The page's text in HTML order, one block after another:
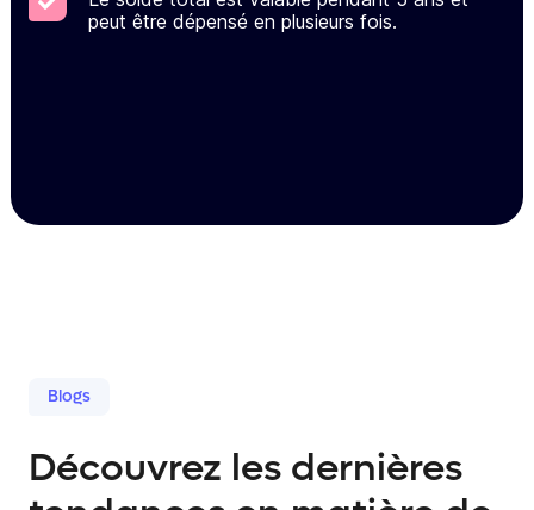
peut être dépensé en plusieurs fois.
Blogs
Découvrez les dernières